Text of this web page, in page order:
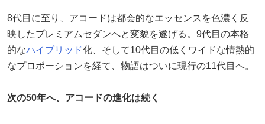
8代目に至り、アコードは都会的なエッセンスを色濃く反
映したプレミアムセダンへと変貌を遂げる。9代目の本格
的なハイブリッド化、そして10代目の低くワイドな情熱的
なプロポーションを経て、物語はついに現行の11代目へ。
次の50年へ、アコードの進化は続く